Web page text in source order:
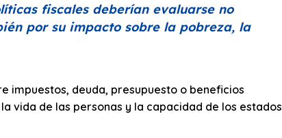
fiscales deberían evaluarse no
por su impacto sobre la pobreza, la
impuestos, deuda, presupuesto o beneficios
vida de las personas y la capacidad de los estados